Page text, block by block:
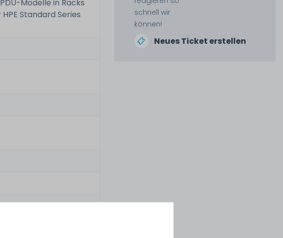
Modelle in Racks
Standard Series
schnell wir
können!
Neues Ticket erstellen